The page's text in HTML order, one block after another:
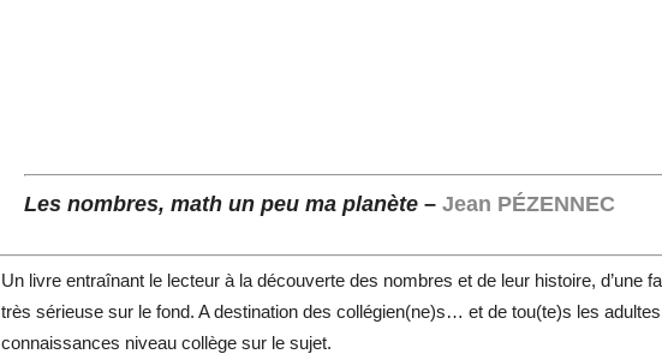
Les nombres, math un peu ma planète – Jean PÉZENNEC
Un livre entraînant le lecteur à la découverte des nombres et de leur histoire, d’une
très sérieuse sur le fond. A destination des collégien(ne)s… et de tou(te)s les
connaissances niveau collège sur le sujet.